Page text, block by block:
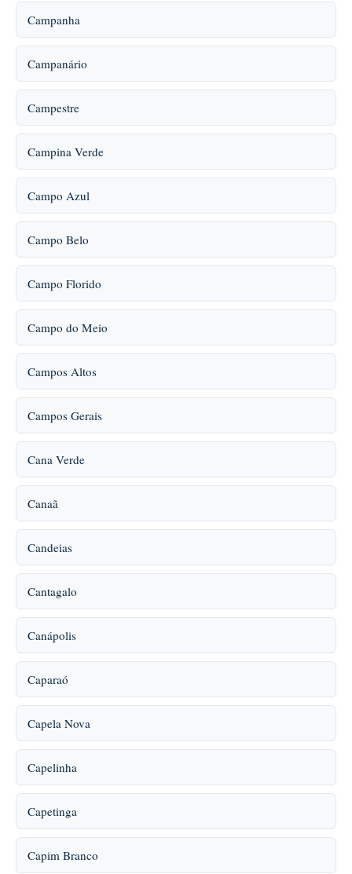
Campanha
Campanário
Campestre
Campina Verde
Campo Azul
Campo Belo
Campo Florido
Campo do Meio
Campos Altos
Campos Gerais
Cana Verde
Canaã
Candeias
Cantagalo
Canápolis
Caparaó
Capela Nova
Capelinha
Capetinga
Capim Branco